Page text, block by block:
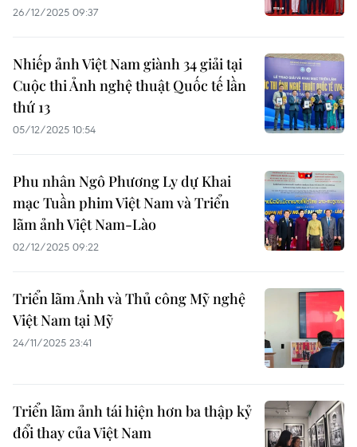
26/12/2025 09:37
Nhiếp ảnh Việt Nam giành 34 giải tại
Cuộc thi Ảnh nghệ thuật Quốc tế lần
thứ 13
05/12/2025 10:54
Phu nhân Ngô Phương Ly dự Khai
mạc Tuần phim Việt Nam và Triển
lãm ảnh Việt Nam-Lào
02/12/2025 09:22
Triển lãm Ảnh và Thủ công Mỹ nghệ
Việt Nam tại Mỹ
24/11/2025 23:41
Triển lãm ảnh tái hiện hơn ba thập kỷ
đổi thay của Việt Nam